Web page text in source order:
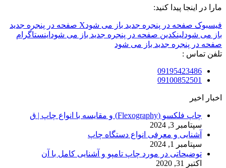
مارا در اینجا پیدا کنید:
فیسبوک صفحه در پنجره جدید باز می شود
X صفحه در پنجره جدید
باز می شودلینکدین صفحه در پنجره جدید باز می شود اینستاگرام
صفحه در پنجره جدید باز می شود
تلفن تماس :
09195423486
09100852501
اخبار اخیر
چاپ فلکسو (Flexography) و مقایسه با انواع چاپ | ق
سپتامبر 3, 2024
آشنایی و معرفی انواع دستگاه چاپ
سپتامبر 1, 2024
توضیحاتی در مورد چاپ تامپو و آشنایی کامل با آن
اکتبر 31, 2020